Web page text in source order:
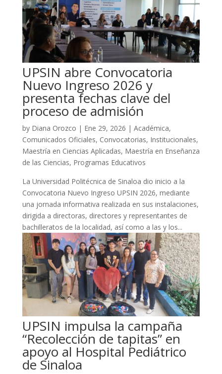
UPSIN abre Convocatoria
Nuevo Ingreso 2026 y
presenta fechas clave del
proceso de admisión
by Diana Orozco | Ene 29, 2026 | Académica,
Comunicados Oficiales, Convocatorias, Institucionales,
Maestría en Ciencias Aplicadas, Maestría en Enseñanza
de las Ciencias, Programas Educativos
La Universidad Politécnica de Sinaloa dio inicio a la
Convocatoria Nuevo Ingreso UPSIN 2026, mediante
una jornada informativa realizada en sus instalaciones,
dirigida a directoras, directores y representantes de
bachilleratos de la localidad, así como a las y los...
UPSIN impulsa la campaña
“Recolección de tapitas” en
apoyo al Hospital Pediátrico
de Sinaloa